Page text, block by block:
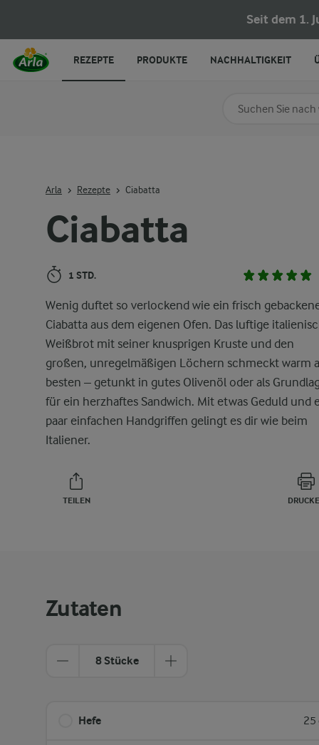
Seit dem 1.
Ciabatta
1 STD.
Wenig duftet so verlockend wie ein frisch
Ciabatta aus dem eigenen Ofen. Das luftige
Weißbrot mit seiner knusprigen Kruste und den
großen, unregelmäßigen Löchern schmeckt warm
besten – getunkt in gutes Olivenöl oder als
für ein herzhaftes Sandwich. Mit etwas Geduld und
paar einfachen Handgriffen gelingt es dir wie beim
Italiener.
TEILEN
Arla Rezepte Ciabatta
Zutaten
8 Stücke
Hefe 25
Nach Kategorie
REZEPTE PRODUKTE NACHHALTIGKEIT